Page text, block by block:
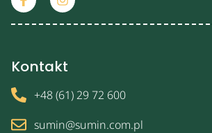
Kontakt
+48 (61) 29 72 600
sumin@sumin.com.pl